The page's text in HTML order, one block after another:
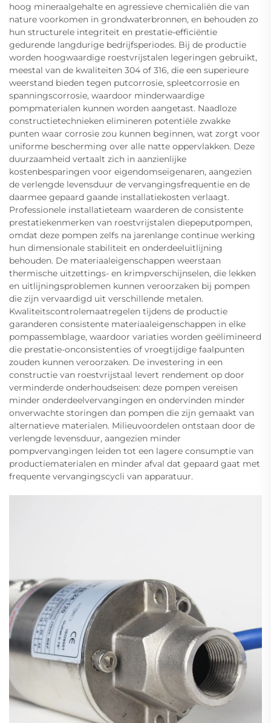
hoog mineraalgehalte en agressieve chemicaliën die van
nature voorkomen in grondwaterbronnen, en behouden zo
hun structurele integriteit en prestatie-efficiëntie
gedurende langdurige bedrijfsperiodes. Bij de productie
worden hoogwaardige roestvrijstalen legeringen gebruikt,
meestal van de kwaliteiten 304 of 316, die een superieure
weerstand bieden tegen putcorrosie, spleetcorrosie en
spanningscorrosie, waardoor minderwaardige
pompmaterialen kunnen worden aangetast. Naadloze
constructietechnieken elimineren potentiële zwakke
punten waar corrosie zou kunnen beginnen, wat zorgt voor
uniforme bescherming over alle natte oppervlakken. Deze
duurzaamheid vertaalt zich in aanzienlijke
kostenbesparingen voor eigendomseigenaren, aangezien
de verlengde levensduur de vervangingsfrequentie en de
daarmee gepaard gaande installatiekosten verlaagt.
Professionele installatieteam waarderen de consistente
prestatiekenmerken van roestvrijstalen diepeputpompen,
omdat deze pompen zelfs na jarenlange continue werking
hun dimensionale stabiliteit en onderdeeluitlijning
behouden. De materiaaleigenschappen weerstaan
thermische uitzettings- en krimpverschijnselen, die lekken
en uitlijningsproblemen kunnen veroorzaken bij pompen
die zijn vervaardigd uit verschillende metalen.
Kwaliteitscontrolemaatregelen tijdens de productie
garanderen consistente materiaaleigenschappen in elke
pompassemblage, waardoor variaties worden geëlimineerd
die prestatie-onconsistenties of vroegtijdige faalpunten
zouden kunnen veroorzaken. De investering in een
constructie van roestvrijstaal levert rendement op door
verminderde onderhoudseisen: deze pompen vereisen
minder onderdeelvervangingen en ondervinden minder
onverwachte storingen dan pompen die zijn gemaakt van
alternatieve materialen. Milieuvoordelen ontstaan door de
verlengde levensduur, aangezien minder
pompvervangingen leiden tot een lagere consumptie van
productiematerialen en minder afval dat gepaard gaat met
frequente vervangingscycli van apparatuur.